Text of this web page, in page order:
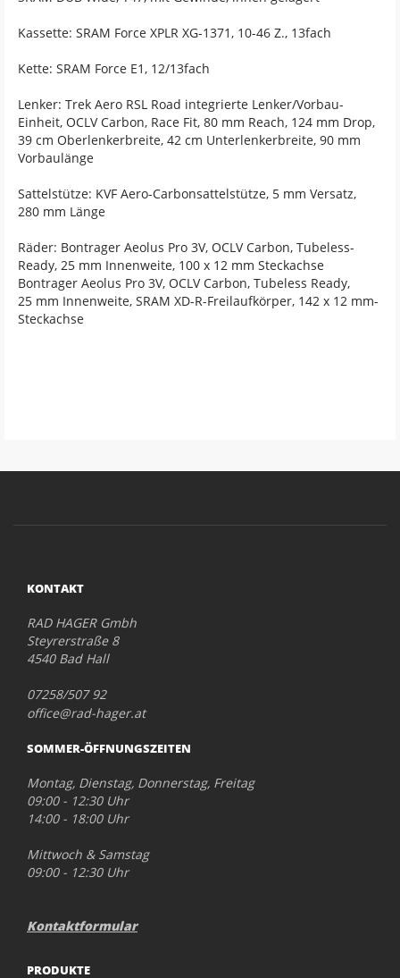
Kassette: SRAM Force XPLR XG-1371, 10-46 Z., 13fach
Kette: SRAM Force E1, 12/13fach
Lenker: Trek Aero RSL Road integrierte Lenker/Vorbau-
Einheit, OCLV Carbon, Race Fit, 80 mm Reach, 124 mm Drop,
39 cm Oberlenkerbreite, 42 cm Unterlenkerbreite, 90 mm
Vorbaulänge
Sattelstütze: KVF Aero-Carbonsattelstütze, 5 mm Versatz,
280 mm Länge
Räder: Bontrager Aeolus Pro 3V, OCLV Carbon, Tubeless-
Ready, 25 mm Innenweite, 100 x 12 mm Steckachse
Bontrager Aeolus Pro 3V, OCLV Carbon, Tubeless Ready,
25 mm Innenweite, SRAM XD-R-Freilaufkörper, 142 x 12 mm-
Steckachse
KONTAKT
RAD HAGER Gmbh
Steyrerstraße 8
4540 Bad Hall
07258/507 92
office@rad-hager.at
SOMMER-ÖFFNUNGSZEITEN
Montag, Dienstag, Donnerstag, Freitag
09:00 - 12:30 Uhr
14:00 - 18:00 Uhr
Mittwoch & Samstag
09:00 - 12:30 Uhr
Kontaktformular
PRODUKTE